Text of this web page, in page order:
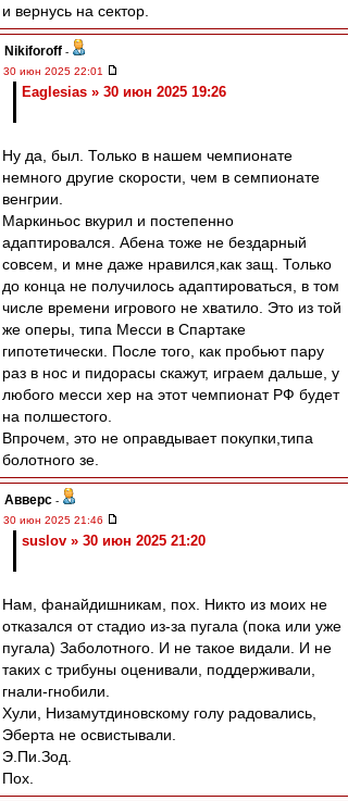
и вернусь на сектор.
Nikiforoff -
30 июн 2025 22:01
Eaglesias » 30 июн 2025 19:26
Ну да, был. Только в нашем чемпионате
немного другие скорости, чем в семпионате
венгрии.
Маркиньос вкурил и постепенно
адаптировался. Абена тоже не бездарный
совсем, и мне даже нравился,как защ. Только
до конца не получилось адаптироваться, в том
числе времени игрового не хватило. Это из той
же оперы, типа Месси в Спартаке
гипотетически. После того, как пробьют пару
раз в нос и пидорасы скажут, играем дальше, у
любого месси хер на этот чемпионат РФ будет
на полшестого.
Впрочем, это не оправдывает покупки,типа
болотного зе.
Авверс -
30 июн 2025 21:46
suslov » 30 июн 2025 21:20
Нам, фанайдишникам, пох. Никто из моих не
отказался от стадио из-за пугала (пока или уже
пугала) Заболотного. И не такое видали. И не
таких с трибуны оценивали, поддерживали,
гнали-гнобили.
Хули, Низамутдиновскому голу радовались,
Эберта не освистывали.
Э.Пи.Зод.
Пох.